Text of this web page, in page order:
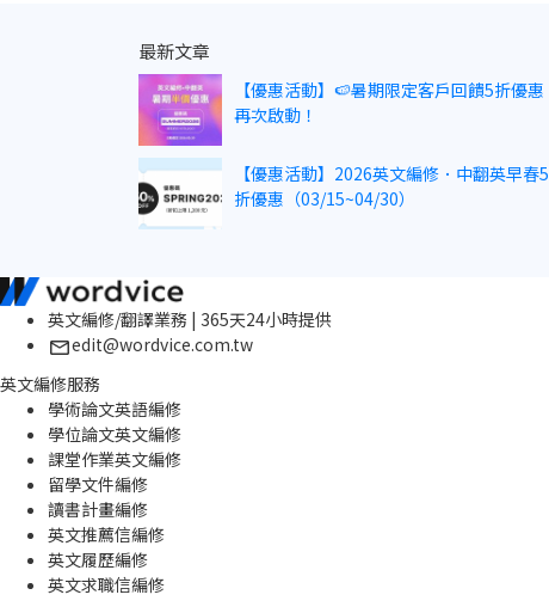
最新文章
【優惠活動】🍉暑期限定客戶回饋5折優惠
再次啟動！
【優惠活動】2026英文編修．中翻英早春5
折優惠（03/15~04/30）
英文編修/翻譯業務 | 365天24小時提供
edit@wordvice.com.tw
英文編修服務
學術論文英語編修
學位論文英文編修
課堂作業英文編修
留學文件編修
讀書計畫編修
英文推薦信編修
英文履歷編修
英文求職信編修